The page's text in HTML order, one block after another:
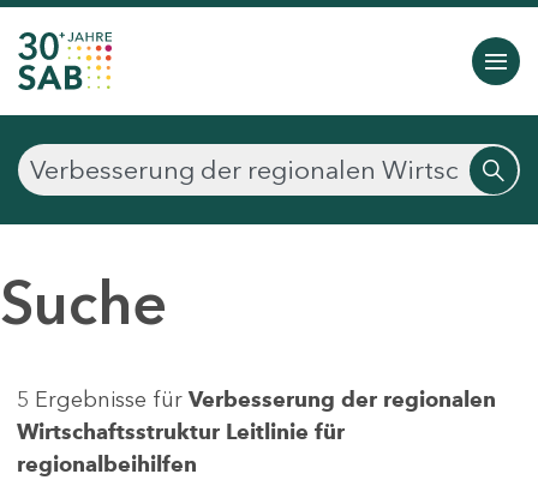
Suche
5 Ergebnisse für Verbesserung der regionalen
Wirtschaftsstruktur Leitlinie für
regionalbeihilfen